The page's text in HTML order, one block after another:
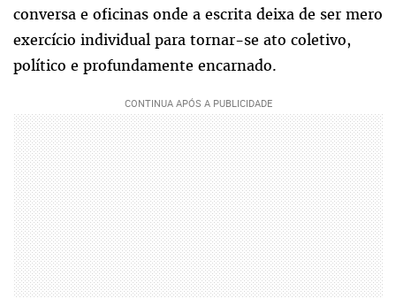
conversa e oficinas onde a escrita deixa de ser mero
exercício individual para tornar-se ato coletivo,
político e profundamente encarnado.